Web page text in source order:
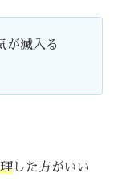
が滅入る
した方がいい